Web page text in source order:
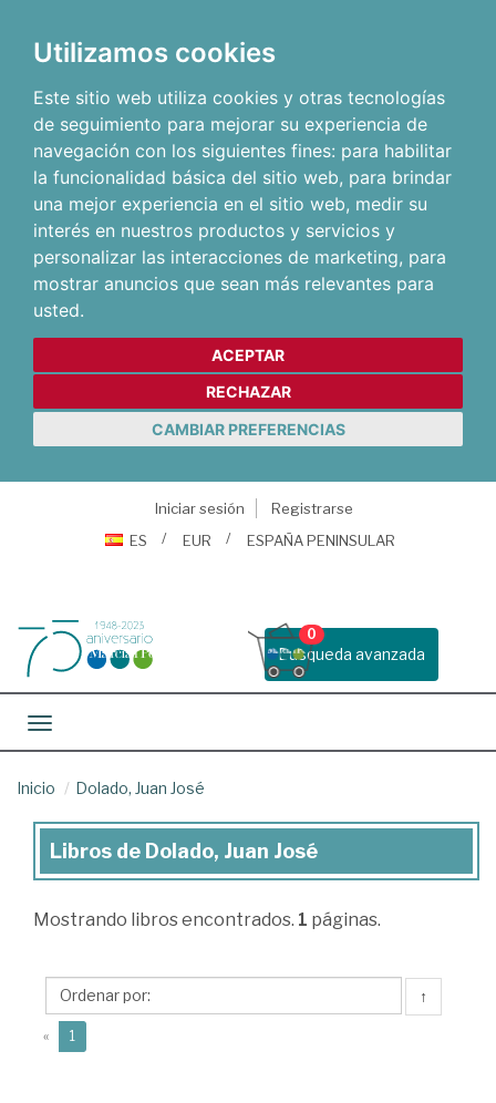
Utilizamos cookies
Este sitio web utiliza cookies y otras tecnologías
de seguimiento para mejorar su experiencia de
navegación con los siguientes fines: para habilitar
la funcionalidad básica del sitio web, para brindar
una mejor experiencia en el sitio web, medir su
interés en nuestros productos y servicios y
personalizar las interacciones de marketing, para
mostrar anuncios que sean más relevantes para
usted.
ACEPTAR
RECHAZAR
CAMBIAR PREFERENCIAS
Iniciar sesión
Registrarse
ES
EUR ESPAÑA PENINSULAR
Busqueda avanzada
0
Toggle navigation
Inicio Dolado, Juan José
Libros
Dolado,
José
Libros de Dolado, Juan José
Mostrando libros encontrados. 1 páginas.
↑
« 1